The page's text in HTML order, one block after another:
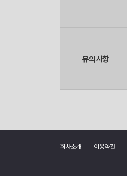
유의사항
회사소개 이용약관